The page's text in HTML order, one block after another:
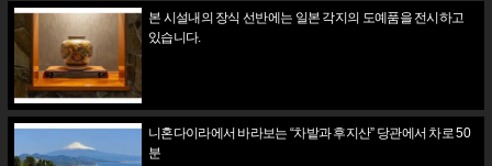
본 시설내의 장식 선반에는 일본 각지의 도예품을 전시하고
있습니다.
니혼다이라에서 바라보는 “차밭과 후지산” 당관에서 차로 50
분